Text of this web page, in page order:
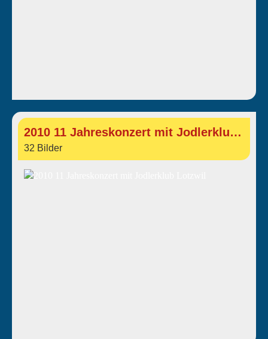
2010 11 Jahreskonzert mit Jodlerklub Lotzwil
32 Bilder